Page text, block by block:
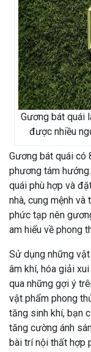
Gương bát quái
được nhiều
Gương bát quái có
phương tám
quái phù hợp và
nhà, cung mệnh
phức tạp nên
am hiểu về phong
Sử dụng những
âm khí, hóa giải
qua những gợi ý
vật phẩm phong
tăng sinh khí, bạn
tăng cường ánh
bài trí nội thất hợp